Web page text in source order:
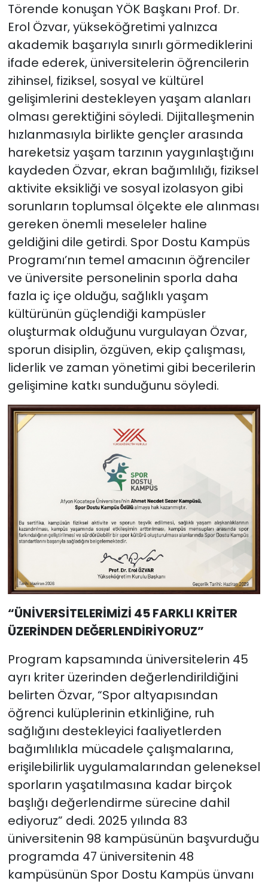
Törende konuşan YÖK Başkanı Prof. Dr.
Erol Özvar, yükseköğretimi yalnızca
akademik başarıyla sınırlı görmediklerini
ifade ederek, üniversitelerin öğrencilerin
zihinsel, fiziksel, sosyal ve kültürel
gelişimlerini destekleyen yaşam alanları
olması gerektiğini söyledi. Dijitalleşmenin
hızlanmasıyla birlikte gençler arasında
hareketsiz yaşam tarzının yaygınlaştığını
kaydeden Özvar, ekran bağımlılığı, fiziksel
aktivite eksikliği ve sosyal izolasyon gibi
sorunların toplumsal ölçekte ele alınması
gereken önemli meseleler haline
geldiğini dile getirdi. Spor Dostu Kampüs
Programı’nın temel amacının öğrenciler
ve üniversite personelinin sporla daha
fazla iç içe olduğu, sağlıklı yaşam
kültürünün güçlendiği kampüsler
oluşturmak olduğunu vurgulayan Özvar,
sporun disiplin, özgüven, ekip çalışması,
liderlik ve zaman yönetimi gibi becerilerin
gelişimine katkı sunduğunu söyledi.
“ÜNİVERSİTELERİMİZİ 45 FARKLI KRİTER
ÜZERİNDEN DEĞERLENDİRİYORUZ”
Program kapsamında üniversitelerin 45
ayrı kriter üzerinden değerlendirildiğini
belirten Özvar, “Spor altyapısından
öğrenci kulüplerinin etkinliğine, ruh
sağlığını destekleyici faaliyetlerden
bağımlılıkla mücadele çalışmalarına,
erişilebilirlik uygulamalarından geleneksel
sporların yaşatılmasına kadar birçok
başlığı değerlendirme sürecine dahil
ediyoruz” dedi. 2025 yılında 83
üniversitenin 98 kampüsünün başvurduğu
programda 47 üniversitenin 48
kampüsünün Spor Dostu Kampüs ünvanı